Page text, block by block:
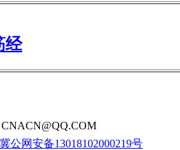
经
冀公网安备13018102000219号